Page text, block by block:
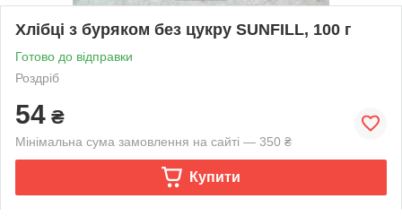
Хлібці з буряком без цукру SUNFILL, 100 г
Готово до відправки
Роздріб
54 ₴
Мінімальна сума замовлення на сайті — 350 ₴
Купити